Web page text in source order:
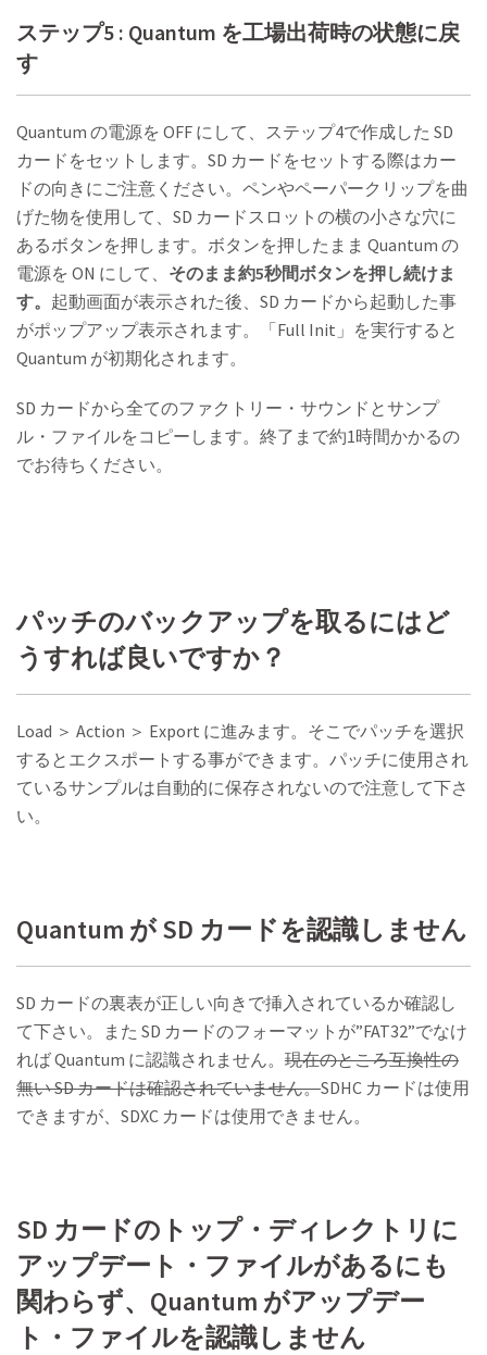
ステップ5 : Quantum を工場出荷時の状態に戻
す
Quantum の電源を OFF にして、ステップ4で作成した SD
カードをセットします。SD カードをセットする際はカー
ドの向きにご注意ください。ペンやペーパークリップを曲
げた物を使用して、SD カードスロットの横の小さな穴に
あるボタンを押します。ボタンを押したまま Quantum の
電源を ON にして、 そのまま約5秒間ボタンを押し続けま
す。 起動画面が表示された後、SD カードから起動した事
がポップアップ表示されます。「Full Init」を実行すると
Quantum が初期化されます。
SD カードから全てのファクトリー・サウンドとサンプ
ル・ファイルをコピーします。終了まで約1時間かかるの
でお待ちください。
パッチのバックアップを取るにはど
うすれば良いですか？
Load ＞ Action ＞ Export に進みます。そこでパッチを選択
するとエクスポートする事ができます。パッチに使用され
ているサンプルは自動的に保存されないので注意して下さ
い。
Quantum が SD カードを認識しません
SD カードの裏表が正しい向きで挿入されているか確認し
て下さい。また SD カードのフォーマットが”FAT32”でなけ
れば Quantum に認識されません。 現在のところ互換性の
無い SD カードは確認されていません。SDHC カードは使用
できますが、SDXC カードは使用できません。
SD カードのトップ・ディレクトリに
アップデート・ファイルがあるにも
関わらず、Quantum がアップデー
ト・ファイルを認識しません